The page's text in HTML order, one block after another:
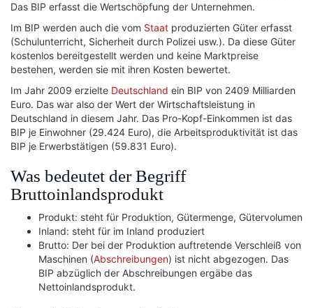
Das BIP erfasst die Wertschöpfung der Unternehmen.
Im BIP werden auch die vom Staat produzierten Güter erfasst
(Schulunterricht, Sicherheit durch Polizei usw.). Da diese Güter
kostenlos bereitgestellt werden und keine Marktpreise
bestehen, werden sie mit ihren Kosten bewertet.
Im Jahr 2009 erzielte Deutschland ein BIP von 2409 Milliarden
Euro. Das war also der Wert der Wirtschaftsleistung in
Deutschland in diesem Jahr. Das Pro-Kopf-Einkommen ist das
BIP je Einwohner (29.424 Euro), die Arbeitsproduktivität ist das
BIP je Erwerbstätigen (59.831 Euro).
Was bedeutet der Begriff
Bruttoinlandsprodukt
Produkt: steht für Produktion, Gütermenge, Gütervolumen
Inland: steht für im Inland produziert
Brutto: Der bei der Produktion auftretende Verschleiß von
Maschinen (Abschreibungen) ist nicht abgezogen. Das
BIP abzüglich der Abschreibungen ergäbe das
Nettoinlandsprodukt.